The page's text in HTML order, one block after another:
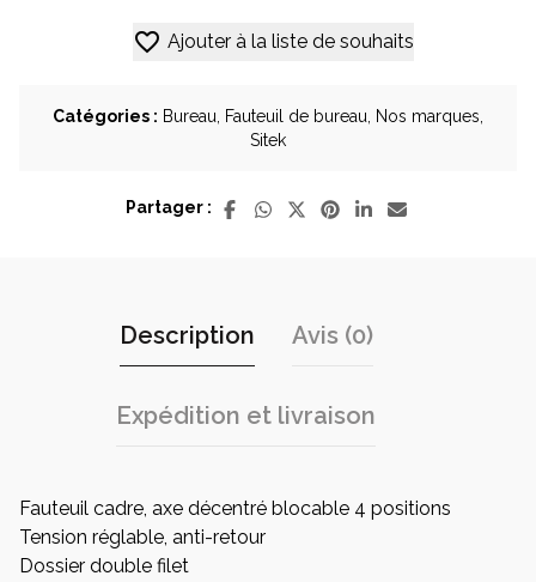
bureau
Opérative
Ajouter à la liste de souhaits
Catégories : Bureau Fauteuil de bureau Nos marques
Sitek
Partager :
Description Avis (0)
Expédition et livraison
Fauteuil cadre, axe décentré blocable 4 positions
Tension réglable, anti-retour
Dossier double filet